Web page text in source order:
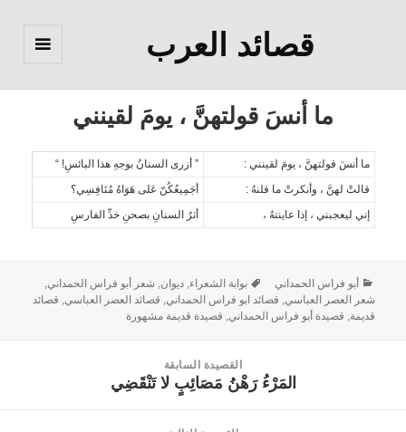
قصائد العرب
ما أنسَ قولتهنَّ ، يومَ لقينني
ما أنسَ قولتهنَّ ، يومَ لقينني :
” أزرى السنانُ بوجهِ هذا البائسِ! “
قالتْ لهنَّ ، وأنكرتْ ما قلنهُ :
أجَمِيعُكُنّ عَلى هَوَاهُ مُنَافِسِي؟
إني ليعجبني ، إذا عاينتهُ ،
أثرُ السنانِ بصحنِ خدِّ الفارسِ
أبو فراس الحمداني بوابة الشعراء,ديوان, شعر أبو فراس الحمداني,
شعر العصر العباسي, قصائد ابو فراس الحمداني, قصائد العصر العباسي, قصائد
قديمة, قصيدة أبو فراس الحمداني, قصيدة قديمة مشهورة
القصيدة السابقة
المَرْءُ رَهْنُ مَصَائِبٍ لا تَنْقَضِي